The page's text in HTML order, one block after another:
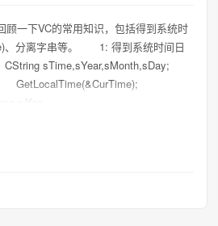
顾一下VC的常用知识，包括得到系统时
、分离字串等。 1: 得到系统时间日
sTime,sYear,sMonth,sDay;
GetLocalTime(&CurTime);